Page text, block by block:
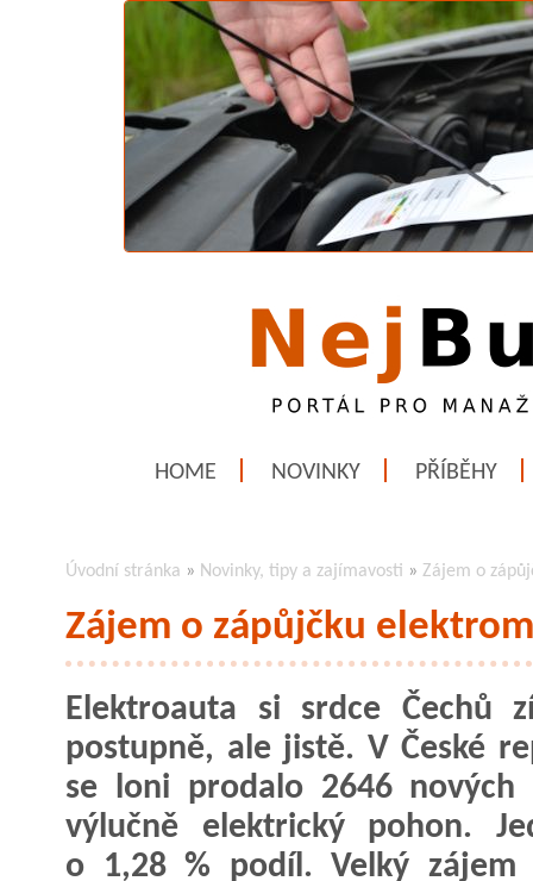
HOME NOVINKY PŘÍBĚHY
Úvodní stránka » Novinky, tipy a zajímavosti » Zájem o
Zájem o zápůjčku
Elektroauta si srdce Čechů
postupně, ale jistě. V České
se loni prodalo 2646 nových
výlučně elektrický pohon.
o 1,28 % podíl. Velký zájem